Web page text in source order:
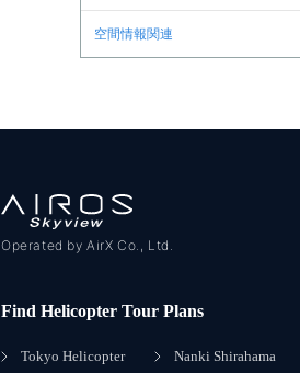
空間情報関連
Operated by AirX Co., Ltd.
Find Helicopter Tour Plans
Tokyo Helicopter
Nanki Shirahama